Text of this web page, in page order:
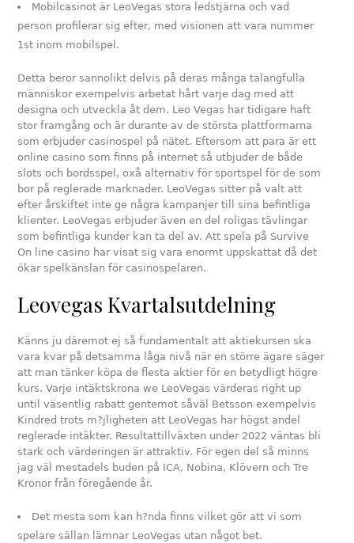
Mobilcasinot är LeoVegas stora ledstjärna och vad
person profilerar sig efter, med visionen att vara nummer
1st inom mobilspel.
Detta beror sannolikt delvis på deras många talangfulla
människor exempelvis arbetat hårt varje dag med att
designa och utveckla åt dem. Leo Vegas har tidigare haft
stor framgång och är durante av de största plattformarna
som erbjuder casinospel på nätet. Eftersom att para är ett
online casino som finns på internet så utbjuder de både
slots och bordsspel, oxå alternativ för sportspel för de som
bor på reglerade marknader. LeoVegas sitter på valt att
efter årskiftet inte ge några kampanjer till sina befintliga
klienter. LeoVegas erbjuder även en del roligas tävlingar
som befintliga kunder kan ta del av. Att spela på Survive
On line casino har visat sig vara enormt uppskattat då det
ökar spelkänslan för casinospelaren.
Leovegas Kvartalsutdelning
Känns ju däremot ej så fundamentalt att aktiekursen ska
vara kvar på detsamma låga nivå när en större ägare säger
att man tänker köpa de flesta aktier för en betydligt högre
kurs. Varje intäktskrona we LeoVegas värderas right up
until väsentlig rabatt gentemot såväl Betsson exempelvis
Kindred trots m?jligheten att LeoVegas har högst andel
reglerade intäkter. Resultattillväxten under 2022 väntas bli
stark och värderingen är attraktiv. För egen del så minns
jag väl mestadels buden på ICA, Nobina, Klövern och Tre
Kronor från föregående år.
Det mesta som kan h?nda finns vilket gör att vi som
spelare sällan lämnar LeoVegas utan något bet.